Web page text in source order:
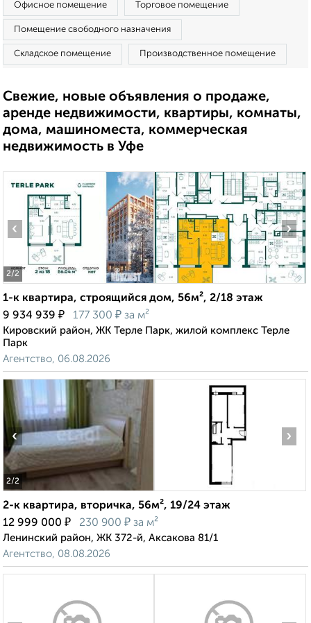
Офисное помещение Торговое помещение
Помещение свободного назначения
Складское помещение Производственное помещение
Свежие, новые объявления о продаже,
аренде недвижимости, квартиры, комнаты,
дома, машиноместа, коммерческая
недвижимость в Уфе
2/2
‹ ›
1-к квартира, строящийся дом, 56м², 2/18 этаж
9 934 939 ₽ 177 300 ₽ за м²
Кировский район, ЖК Терле Парк, жилой комплекс Терле
Парк
Агентство, 06.08.2026
2/2
‹ ›
2-к квартира, вторичка, 56м², 19/24 этаж
12 999 000 ₽ 230 900 ₽ за м²
Ленинский район, ЖК 372-й, Аксакова 81/1
Агентство, 08.08.2026